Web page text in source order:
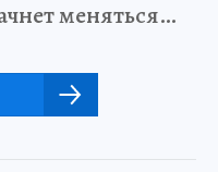
меняться…